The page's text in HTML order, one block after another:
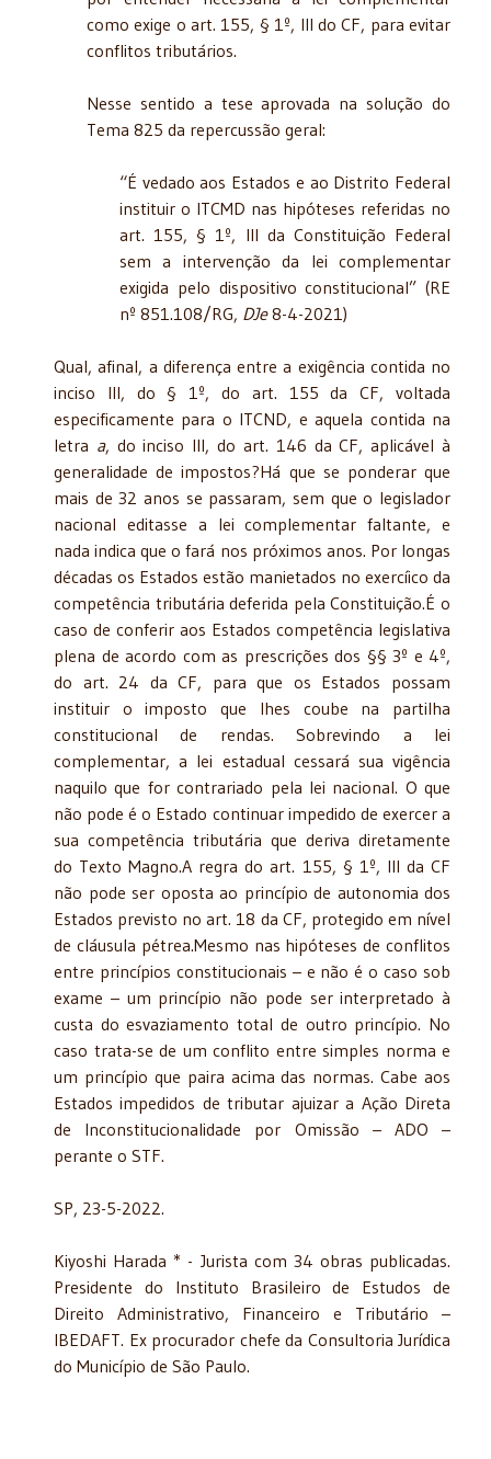
como exige o art. 155, § 1º, III do CF, para evitar
conflitos tributários.
Nesse sentido a tese aprovada na solução do
Tema 825 da repercussão geral:
“É vedado aos Estados e ao Distrito Federal
instituir o ITCMD nas hipóteses referidas no
art. 155, § 1º, III da Constituição Federal
sem a intervenção da lei complementar
exigida pelo dispositivo constitucional” (RE
nº 851.108/RG, DJe8-4-2021)
Qual, afinal, a diferença entre a exigência contida no
inciso III, do § 1º, do art. 155 da CF, voltada
especificamente para o ITCND, e aquela contida na
letra a, do inciso III, do art. 146 da CF, aplicável à
generalidade de impostos?Há que se ponderar que
mais de 32 anos se passaram, sem que o legislador
nacional editasse a lei complementar faltante, e
nada indica que o fará nos próximos anos. Por longas
décadas os Estados estão manietados no exercíico da
competência tributária deferida pela Constituição.É o
caso de conferir aos Estados competência legislativa
plena de acordo com as prescrições dos §§ 3º e 4º,
do art. 24 da CF, para que os Estados possam
instituir o imposto que lhes coube na partilha
constitucional de rendas. Sobrevindo a lei
complementar, a lei estadual cessará sua vigência
naquilo que for contrariado pela lei nacional. O que
não pode é o Estado continuar impedido de exercer a
sua competência tributária que deriva diretamente
do Texto Magno.A regra do art. 155, § 1º, III da CF
não pode ser oposta ao princípio de autonomia dos
Estados previsto no art. 18 da CF, protegido em nível
de cláusula pétrea.Mesmo nas hipóteses de conflitos
entre princípios constitucionais – e não é o caso sob
exame – um princípio não pode ser interpretado à
custa do esvaziamento total de outro princípio. No
caso trata-se de um conflito entre simples norma e
um princípio que paira acima das normas. Cabe aos
Estados impedidos de tributar ajuizar a Ação Direta
de Inconstitucionalidade por Omissão – ADO –
perante o STF.
SP, 23-5-2022.
Kiyoshi Harada * - Jurista com 34 obras publicadas.
Presidente do Instituto Brasileiro de Estudos de
Direito Administrativo, Financeiro e Tributário –
IBEDAFT. Ex procurador chefe da Consultoria Jurídica
do Município de São Paulo.